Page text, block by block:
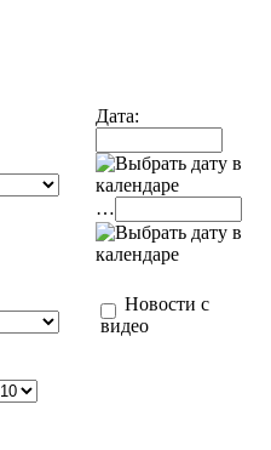
Дата:
…
Новости с
видео